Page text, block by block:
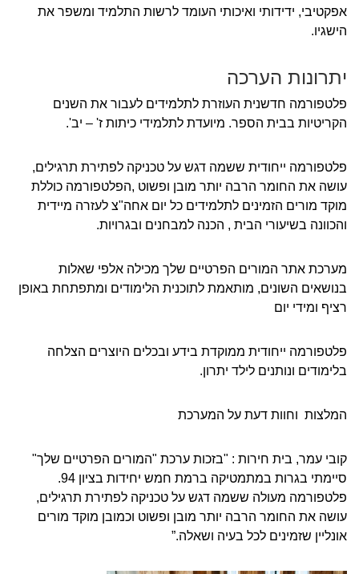
אפקטיבי, ידידותי ואיכותי העומד לרשות התלמיד ומשפר את
הישגיו.
יתרונות הערכה
פלטפורמה חדשנית העוזרת לתלמידים לעבור את השנים
הקריטיות בבית הספר. מיועדת לתלמידי כיתות ז' – יב'.
פלטפורמה ייחודית ששמה דגש על טכניקה לפתירת תרגילים,
עושה את החומר הרבה יותר מובן ופשוט ,הפלטפורמה כוללת
מוקד מורים הזמינים לתלמידים כל יום אחה"צ לעזרה מיידית
והכוונה בשיעורי הבית , הכנה למבחנים ובגרויות.
מערכת אתר המורים הפרטיים שלך מכילה אלפי שאלות
בנושאים השונים, מותאמת לתוכנית הלימודים ומתפתחת באופן
רציף ומידי יום
פלטפורמה ייחודית ממוקדת בידע ובכלים היוצרים הצלחה
בלימודים ונותנים לילד יתרון.
המלצות וחוות דעת על המערכת
קובי עמר, בית חירות : "בזכות ערכת "המורים הפרטיים שלך"
סיימתי בגרות במתמטיקה ברמת חמש יחידות בציון 94.
פלטפורמה מעולה ששמה דגש על טכניקה לפתירת תרגילים,
עושה את החומר הרבה יותר מובן ופשוט וכמובן מוקד מורים
אונליין שזמינים לכל בעיה ושאלה.”